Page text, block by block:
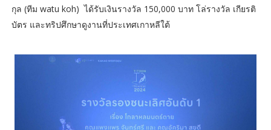
กุล (ทีม watu koh) ได้รับเงินรางวัล 150,000 บาท โล่รางวัล เกียรติ
บัตร และทริปศึกษาดูงานที่ประเทศเกาหลีใต้